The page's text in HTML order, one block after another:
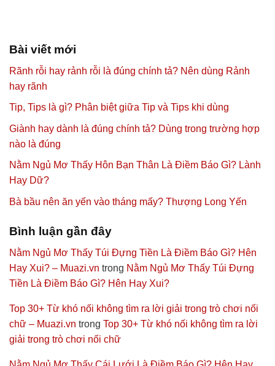
Bài viết mới
Rãnh rỗi hay rảnh rỗi là đúng chính tả? Nên dùng Rảnh
hay rãnh
Tip, Tips là gì? Phân biệt giữa Tip và Tips khi dùng
Giành hay dành là đúng chính tả? Dùng trong trường hợp
nào là đúng
Nằm Ngủ Mơ Thấy Hôn Bạn Thân Là Điềm Báo Gì? Lành
Hay Dữ?
Bà bầu nên ăn yến vào tháng mấy? Thượng Long Yến
Bình luận gần đây
Nằm Ngủ Mơ Thấy Túi Đựng Tiền Là Điềm Báo Gì? Hên
Hay Xui? – Muazi.vn trong Nằm Ngủ Mơ Thấy Túi Đựng
Tiền Là Điềm Báo Gì? Hên Hay Xui?
Top 30+ Từ khó nối không tìm ra lời giải trong trò chơi nối
chữ – Muazi.vn trong Top 30+ Từ khó nối không tìm ra lời
giải trong trò chơi nối chữ